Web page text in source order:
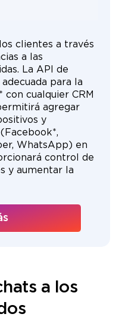
clientes a través
a las
La API de
para la
cualquier CRM
agregar
y
WhatsApp) en
control de
y aumentar la
a los